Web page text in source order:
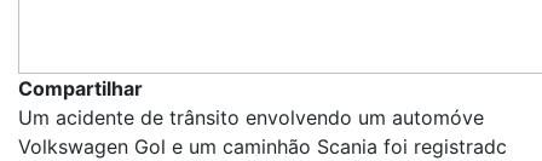
Compartilhar
Um acidente de trânsito envolvendo um automóve
Volkswagen Gol e um caminhão Scania foi registradc